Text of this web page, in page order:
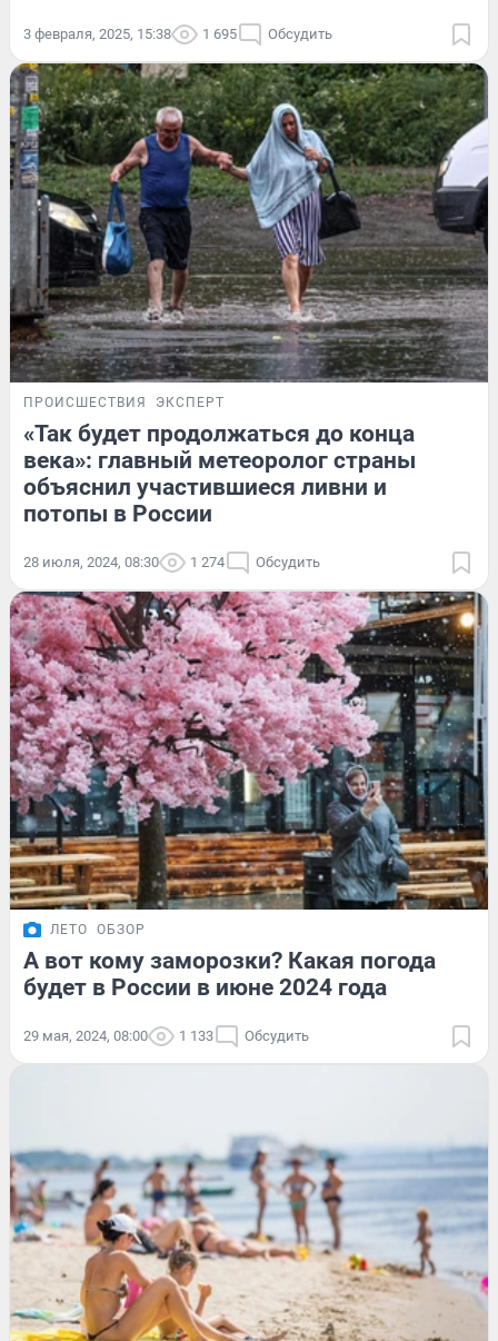
3 февраля, 2025, 15:38 1 695 Обсудить
ПРОИСШЕСТВИЯ ЭКСПЕРТ
«Так будет продолжаться до конца
века»: главный метеоролог страны
объяснил участившиеся ливни и
потопы в России
28 июля, 2024, 08:30 1 274 Обсудить
ЛЕТО ОБЗОР
А вот кому заморозки? Какая погода
будет в России в июне 2024 года
29 мая, 2024, 08:00 1 133 Обсудить